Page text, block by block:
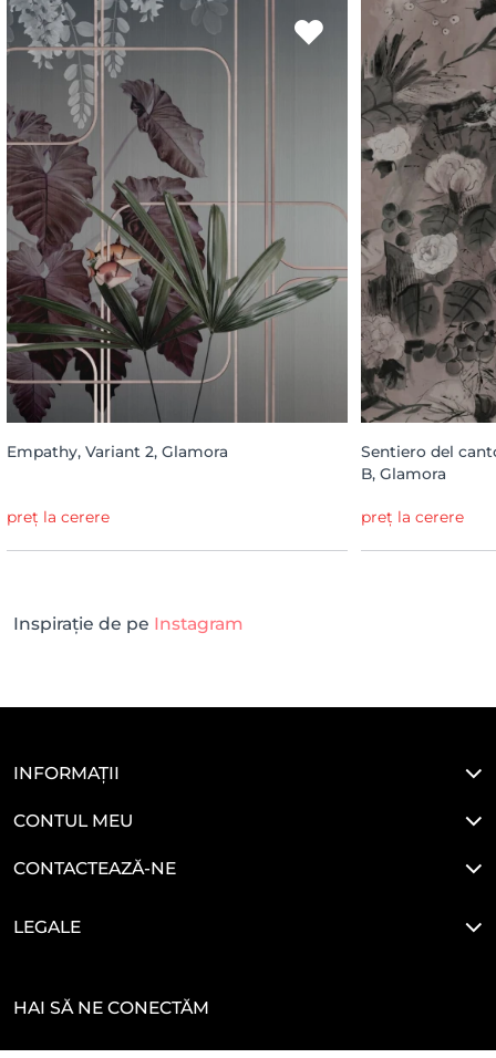
Empathy, Variant 2, Glamora
preț la cerere
Sentiero del
B, Glamora
preț la cerere
Inspirație de pe Instagram
INFORMAȚII
CONTUL MEU
CONTACTEAZĂ-NE
LEGALE
HAI SĂ NE CONECTĂM